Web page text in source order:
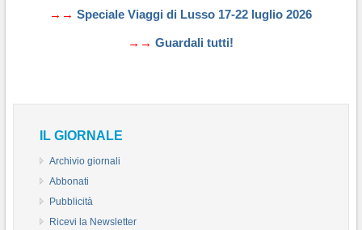
→→ Speciale Viaggi di Lusso 17-22 luglio 2026
→→ Guardali tutti!
IL GIORNALE
Archivio giornali
Abbonati
Pubblicità
Ricevi la Newsletter